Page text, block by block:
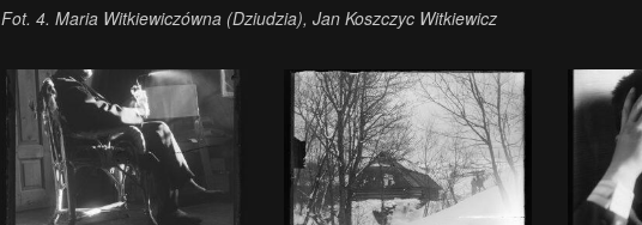
Fot. 4. Maria Witkiewiczówna (Dziudzia), Jan Koszczyc Witkiewicz